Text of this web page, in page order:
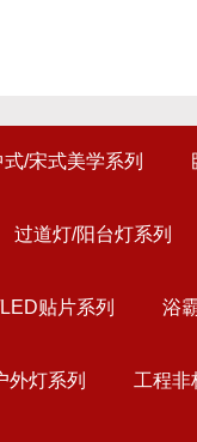
/宋式美学系列
过道灯/阳台灯系列
贴片系列 浴
外灯系列 工程非